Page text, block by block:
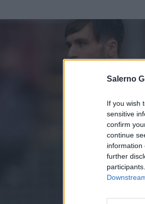
Salerno
If you wish
sensitive
confirm
continue
information
further